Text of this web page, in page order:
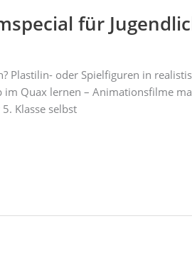
für
Plastilin- oder Spielfiguren in
Quax lernen – Animationsfilme
Klasse selbst